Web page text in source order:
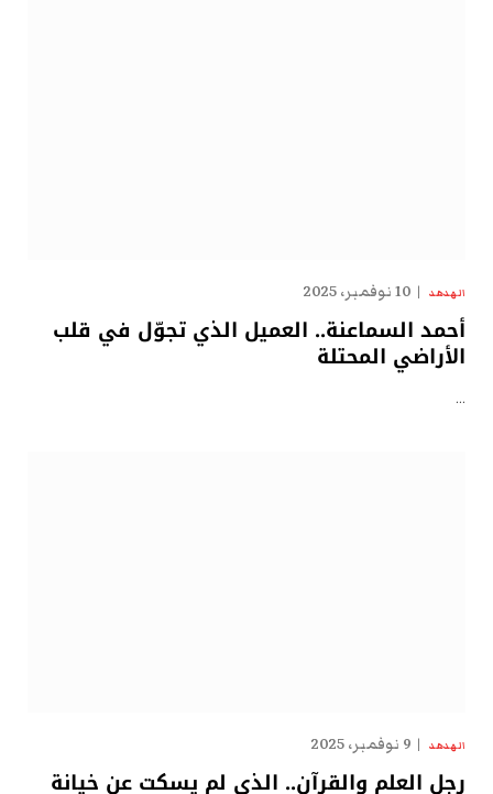
الهدهد 10 نوفمبر، 2025
أحمد السماعنة.. العميل الذي تجوّل في قلب
الأراضي المحتلة
…
الهدهد 9 نوفمبر، 2025
رجل العلم والقرآن.. الذي لم يسكت عن خيانة